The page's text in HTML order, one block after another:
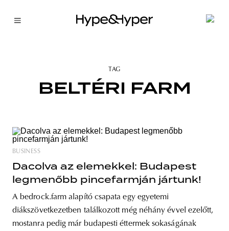
TAG
BELTÉRI FARM
BUSINESS
Dacolva az elemekkel: Budapest
legmenőbb pincefarmján jártunk!
A bedrock.farm alapító csapata egy egyetemi
diákszövetkezetben találkozott még néhány évvel ezelőtt,
mostanra pedig már budapesti éttermek sokaságának